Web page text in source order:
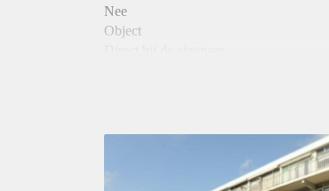
Nee
Object